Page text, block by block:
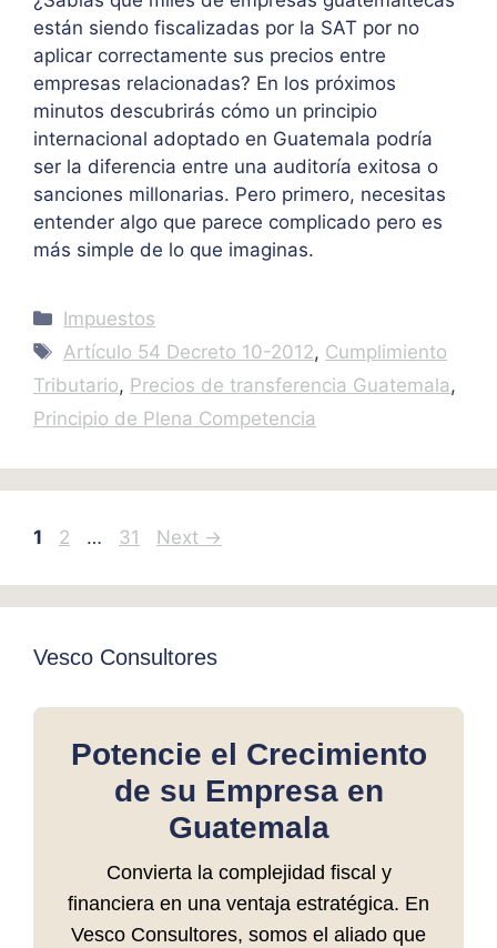
están siendo fiscalizadas por la SAT por no
aplicar correctamente sus precios entre
empresas relacionadas? En los próximos
minutos descubrirás cómo un principio
internacional adoptado en Guatemala podría
ser la diferencia entre una auditoría exitosa o
sanciones millonarias. Pero primero, necesitas
entender algo que parece complicado pero es
más simple de lo que imaginas.
Categories
Impuestos
Tags
Artículo 54 Decreto 10-2012, Cumplimiento
Tributario, Precios de transferencia Guatemala,
Principio de Plena Competencia
Page
1 Page
2 … Page
31 Next →
Vesco Consultores
Potencie el Crecimiento
de su Empresa en
Guatemala
Convierta la complejidad fiscal y
financiera en una ventaja estratégica. En
Vesco Consultores, somos el aliado que